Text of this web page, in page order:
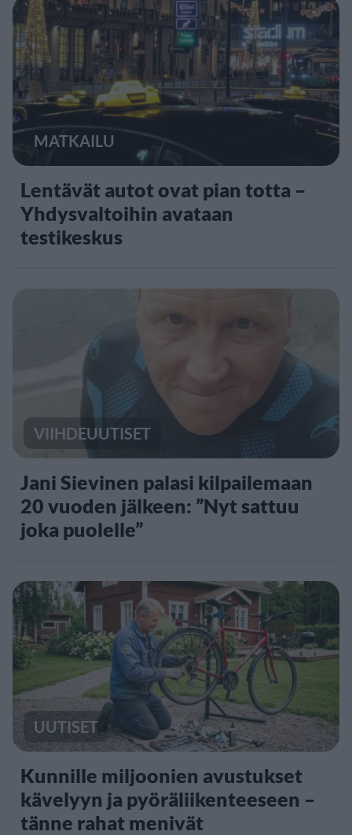
MATKAILU
Lentävät autot ovat pian totta –
Yhdysvaltoihin avataan
testikeskus
VIIHDEUUTISET
Jani Sievinen palasi kilpailemaan
20 vuoden jälkeen: ”Nyt sattuu
joka puolelle”
UUTISET
Kunnille miljoonien avustukset
kävelyyn ja pyöräliikenteeseen –
tänne rahat menivät